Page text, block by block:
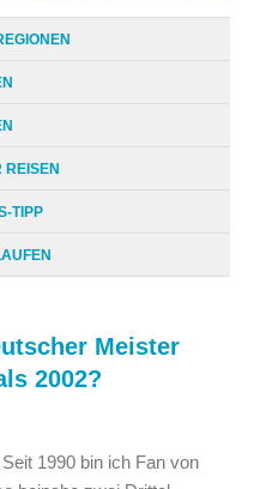
REISEN
TIPP
Meister
2002?
Seit 1990 bin ich Fan von